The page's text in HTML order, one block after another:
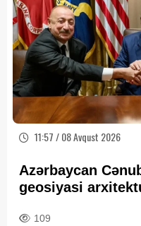
11:57 / 08 Avqust 2026
Azərbaycan
geosiyasi
109